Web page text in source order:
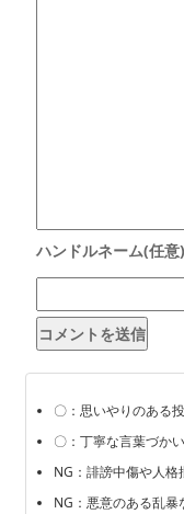
〇：思いやりのある
〇：丁寧な言葉づかい
NG：誹謗中傷や人
NG：悪意のある乱暴